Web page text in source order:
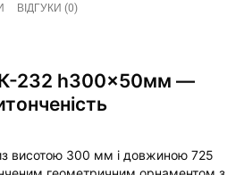
ВІДГУКИ (0)
К-232 h300x50мм —
висотою 300 мм і довжиною 725